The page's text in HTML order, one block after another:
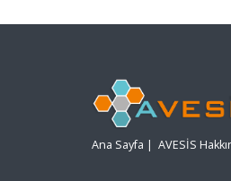
Ana Sayfa | AVESİS